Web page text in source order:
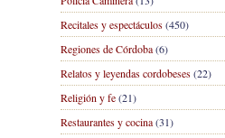
Recitales y espectáculos(450)
Regiones de Córdoba(6)
Relatos y leyendas cordobeses(22)
Religión y fe(21)
Restaurantes y cocina(31)